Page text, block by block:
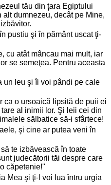
tău din ţara Egiptului
dumnezeu, decât pe Mine,
pustiu şi în pământ uscat ţi-
cu atât mâncau mai mult, iar
se semeţea. Pentru aceasta
un leu şi îi voi pândi pe cale
ca o ursoaică lipsită de puii ei
al inimii lor. Şi leii cei din
sălbatice să-i sfârtece!
şi cine ar putea veni în
te izbăvească în toate
judecătorii tăi despre care
căpetenie!"
Mea şi ţi-l voi lua întru urgia